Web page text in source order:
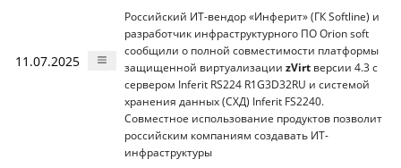
11.07.2025
Российский ИТ-вендор «Инферит» (ГК Softline) и
разработчик инфраструктурного ПО Orion soft
сообщили о полной совместимости платформы
защищенной виртуализации zVirt версии 4.3 с
сервером Inferit RS224 R1G3D32RU и системой
хранения данных (СХД) Inferit FS2240.
Совместное использование продуктов позволит
российским компаниям создавать ИТ-
инфраструктуры